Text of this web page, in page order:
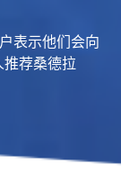
表示他们会向
推荐桑德拉